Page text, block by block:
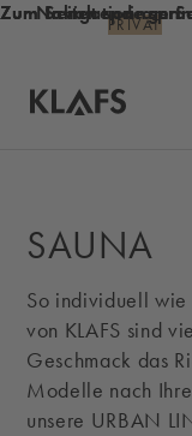
Zum Inhalt springen
Zum Seitenende
Zur Navigation am
PRIVAT
SAUNA
So individuell
von KLAFS sind
Geschmack das
Modelle nach
unsere URBAN